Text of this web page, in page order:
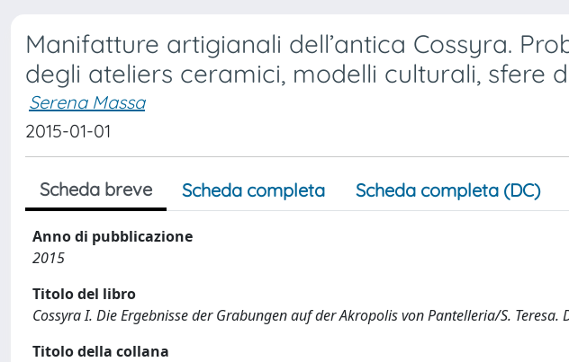
Manifatture artigianali dell’antica Cossyra.
degli ateliers ceramici, modelli culturali, sfere
Serena Massa
2015-01-01
Scheda breve Scheda completa Scheda completa (DC)
Anno di pubblicazione
2015
Titolo del libro
Cossyra I. Die Ergebnisse der Grabungen auf der Akropolis von Pantelleria/S. Teresa.
Titolo della collana